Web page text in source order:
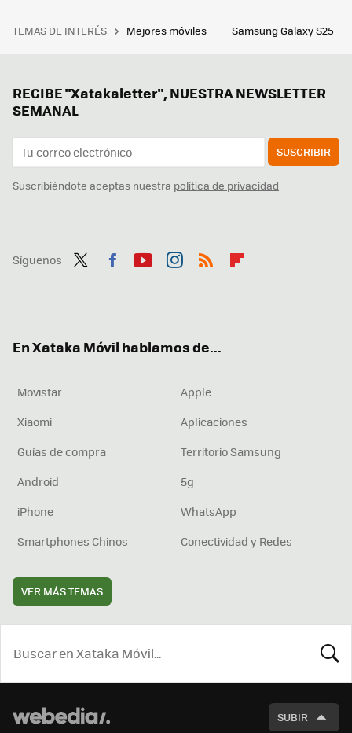
TEMAS DE INTERÉS Mejores móviles Samsung Galaxy S25
RECIBE "Xatakaletter", NUESTRA NEWSLETTER
SEMANAL
SUSCRIBIR
Suscribiéndote aceptas nuestra política de privacidad
Síguenos
En Xataka Móvil hablamos de...
Movistar
Apple
Xiaomi
Aplicaciones
Guías de compra
Territorio Samsung
Android
5g
iPhone
WhatsApp
Smartphones Chinos
Conectividad y Redes
VER MÁS TEMAS
SUBIR